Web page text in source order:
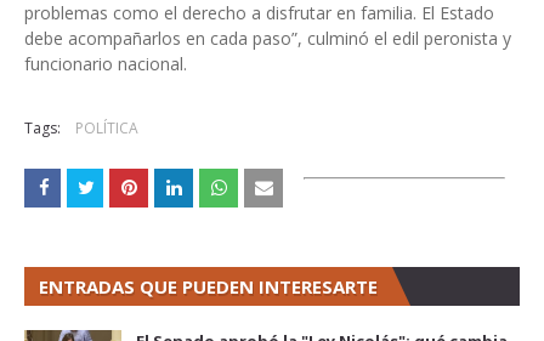
problemas como el derecho a disfrutar en familia. El Estado
debe acompañarlos en cada paso”, culminó el edil peronista y
funcionario nacional.
Tags: POLÍTICA
ENTRADAS QUE PUEDEN INTERESARTE